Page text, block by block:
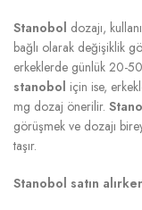
Stanobol dozajı,
bağlı olarak değişiklik
erkeklerde günlük 20-
stanobol için ise,
mg dozaj önerilir.
görüşmek ve dozajı
taşır.
Stanobol satın